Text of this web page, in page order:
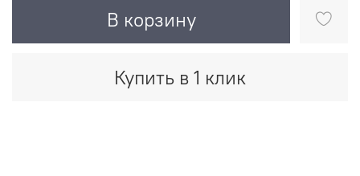
В корзину
Купить в 1 клик